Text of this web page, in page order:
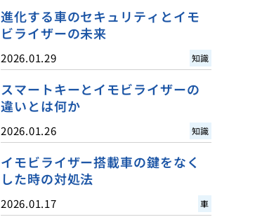
進化する車のセキュリティとイモ
ビライザーの未来
2026.01.29 知識
スマートキーとイモビライザーの
違いとは何か
2026.01.26 知識
イモビライザー搭載車の鍵をなく
した時の対処法
2026.01.17 車